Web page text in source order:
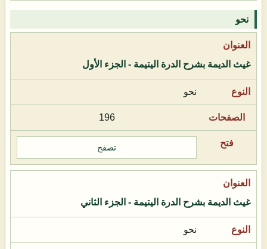
نحو
غيث الديمة بشرح الدرة اليتيمة - الجزء الأول
نحو
196
تصفح
غيث الديمة بشرح الدرة اليتيمة - الجزء الثاني
نحو